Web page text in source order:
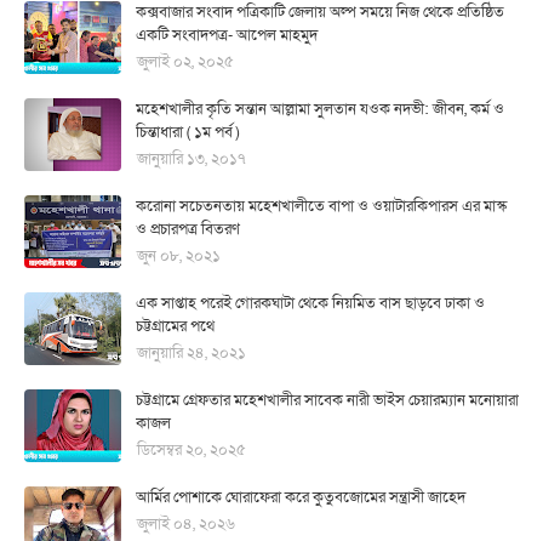
কক্সবাজার সংবাদ পত্রিকাটি জেলায় অল্প সময়ে নিজ থেকে প্রতিষ্ঠিত
একটি সংবাদপত্র- আপেল মাহমুদ
জুলাই ০২, ২০২৫
মহেশখালীর কৃতি সন্তান আল্লামা সুলতান যওক নদভী: জীবন, কর্ম ও
চিন্তাধারা ( ১ম পর্ব )
জানুয়ারি ১৩, ২০১৭
করোনা সচেতনতায় মহেশখালীতে বাপা ও ওয়াটারকিপারস এর মাস্ক
ও প্রচারপত্র বিতরণ
জুন ০৮, ২০২১
এক সাপ্তাহ পরেই গোরকঘাটা থেকে নিয়মিত বাস ছাড়বে ঢাকা ও
চট্টগ্রামের পথে
জানুয়ারি ২৪, ২০২১
চট্টগ্রামে গ্রেফতার মহেশখালীর সাবেক নারী ভাইস চেয়ারম্যান মনোয়ারা
কাজল
ডিসেম্বর ২০, ২০২৫
আর্মির পোশাকে ঘোরাফেরা করে কুতুবজোমের সন্ত্রাসী জাহেদ
জুলাই ০৪, ২০২৬